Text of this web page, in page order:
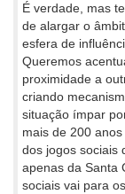
É verdade, mas
de alargar o
esfera de
Queremos
proximidade a
criando
situação ímpar
mais de 200
dos jogos sociais
apenas da Santa
sociais vai para